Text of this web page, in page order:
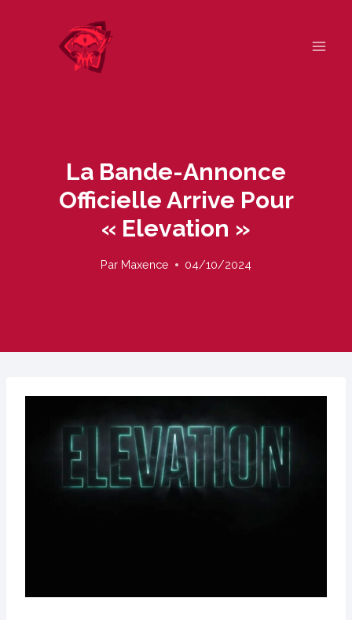
La Bande-Annonce
Officielle Arrive Pour
« Elevation »
Par Maxence 04/10/2024